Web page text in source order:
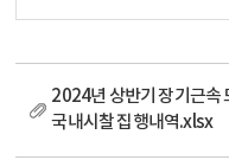
2024년 상반기 장기근속
국내시찰 집행내역.xlsx